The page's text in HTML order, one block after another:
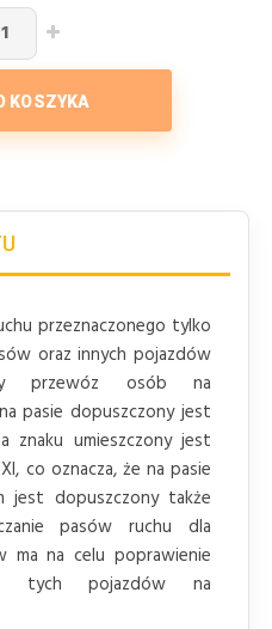
KOSZYKA
przeznaczonego tylko
oraz innych pojazdów
przewóz osób na
pasie dopuszczony jest
znaku umieszczony jest
co oznacza, że na pasie
jest dopuszczony także
pasów ruchu dla
na celu poprawienie
tych pojazdów na